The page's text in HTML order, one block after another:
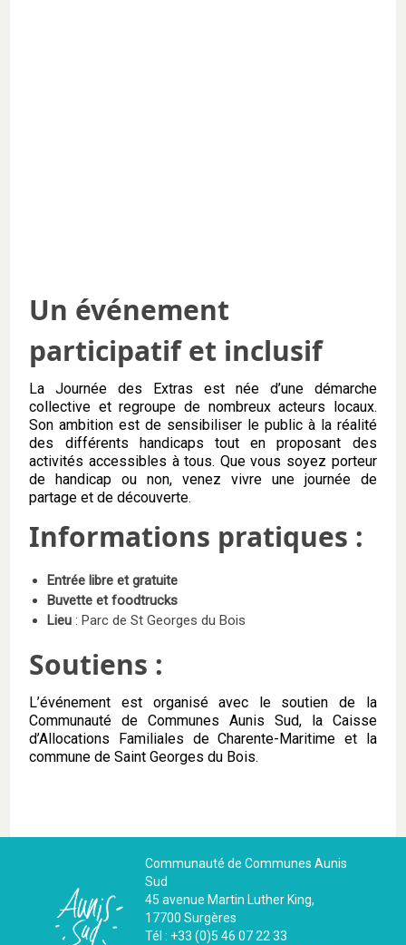
Un événement
participatif et inclusif
La Journée des Extras est née d’une démarche
collective et regroupe de nombreux acteurs locaux.
Son ambition est de sensibiliser le public à la réalité
des différents handicaps tout en proposant des
activités accessibles à tous. Que vous soyez porteur
de handicap ou non, venez vivre une journée de
partage et de découverte.
Informations pratiques :
Entrée libre et gratuite
Buvette et foodtrucks
Lieu: Parc de St Georges du Bois
Soutiens :
L’événement est organisé avec le soutien de la
Communauté de Communes Aunis Sud, la Caisse
d’Allocations Familiales de Charente-Maritime et la
commune de Saint Georges du Bois.
Communauté de Communes Aunis
Sud
45 avenue Martin Luther King,
17700 Surgères
Tél : +33 (0)5 46 07 22 33